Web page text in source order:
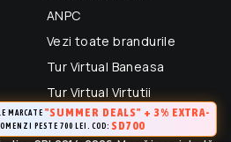
ANPC
Vezi toate brandurile
Tur Virtual Baneasa
Tur Virtual Virtutii
MARCATE "SUMMER DEALS" + 3% EXTRA-
PESTE 700 LEI. COD: SD700